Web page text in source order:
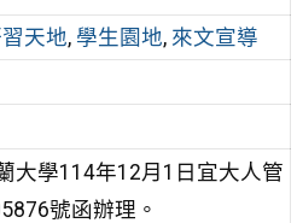
天地, 學生園地, 來文宣導
大學114年12月1日宜大人管
號函辦理。